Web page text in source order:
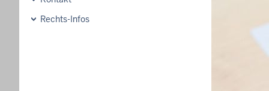
Rechts-Infos